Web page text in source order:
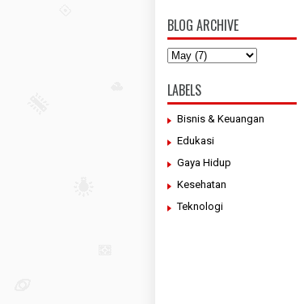
BLOG ARCHIVE
LABELS
Bisnis & Keuangan
Edukasi
Gaya Hidup
Kesehatan
Teknologi